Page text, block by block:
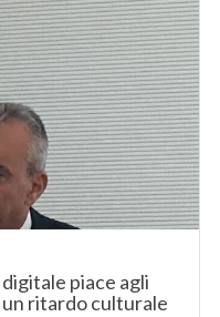
piace agli
un ritardo culturale